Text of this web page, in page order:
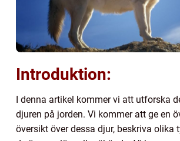
Introduktion:
I denna artikel kommer vi att utforska
djuren på jorden. Vi kommer att ge en
översikt över dessa djur, beskriva olika